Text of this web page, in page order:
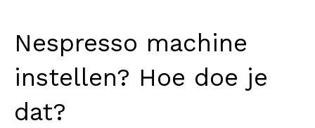
Nespresso machine
instellen? Hoe doe je
dat?